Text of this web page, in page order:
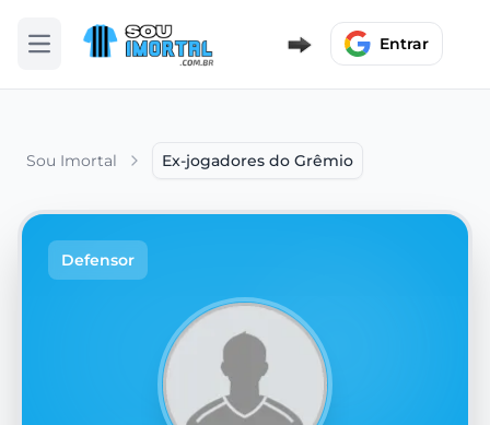
Abrir menu Entrar
Sou Imortal Ex-jogadores do Grêmio
Defensor